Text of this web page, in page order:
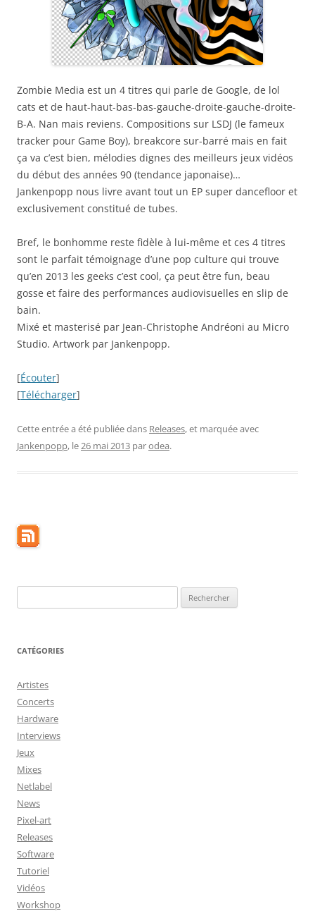
Zombie Media est un 4 titres qui parle de Google, de lol
cats et de haut-haut-bas-bas-gauche-droite-gauche-droite-
B-A. Nan mais reviens. Compositions sur LSDJ (le fameux
tracker pour Game Boy), breakcore sur-barré mais en fait
ça va c’est bien, mélodies dignes des meilleurs jeux vidéos
du début des années 90 (tendance japonaise)…
Jankenpopp nous livre avant tout un EP super dancefloor et
exclusivement constitué de tubes.
Bref, le bonhomme reste fidèle à lui-même et ces 4 titres
sont le parfait témoignage d’une pop culture qui trouve
qu’en 2013 les geeks c’est cool, ça peut être fun, beau
gosse et faire des performances audiovisuelles en slip de
bain.
Mixé et masterisé par Jean-Christophe Andréoni au Micro
Studio. Artwork par Jankenpopp.
[Écouter]
[Télécharger]
Cette entrée a été publiée dans Releases, et marquée avec
Jankenpopp, le26 mai 2013 parodea.
CATÉGORIES
Artistes
Concerts
Hardware
Interviews
Jeux
Mixes
Netlabel
News
Pixel-art
Releases
Software
Tutoriel
Vidéos
Workshop